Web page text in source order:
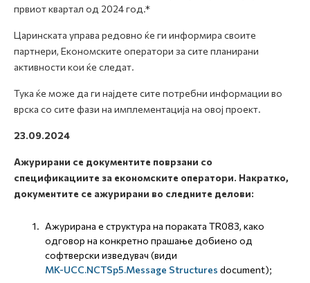
првиот квартал од 2024 год.*
Царинската управа редовно ќе ги информира своите
партнери, Економските оператори за сите планирани
активности кои ќе следат.
Тука ќе може да ги најдете сите потребни информации во
врска со сите фази на имплементација на овој проект.
23.09.2024
Ажурирани се документите поврзани со
спецификациите за економските оператори. Накратко,
документите се ажурирани во следните делови:
Ажурирана е структура на пораката TR083, како
одговор на конкретно прашање добиено од
софтверски изведувач (види
MK-UCC.NCTSp5.Message Structures document);